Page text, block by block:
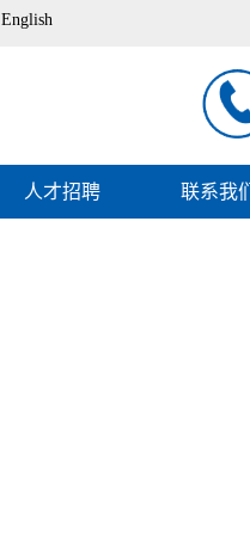
English
人才招聘 联系我们